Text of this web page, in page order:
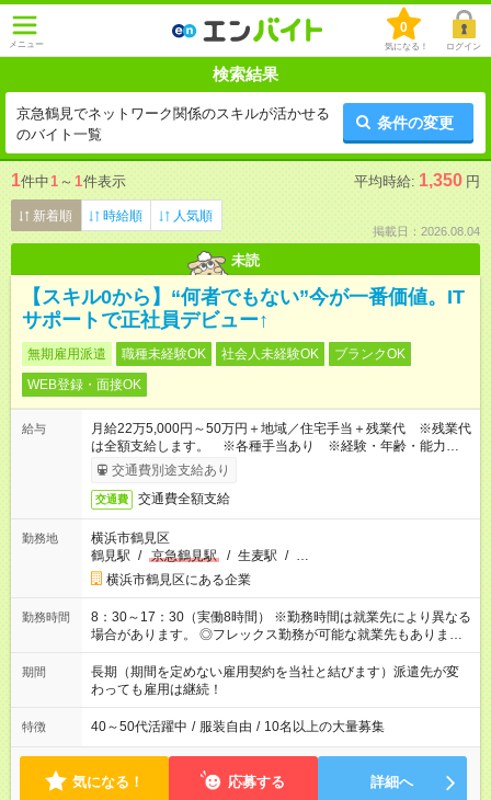
メニュー
0
気になる！ ログイン
検索結果
京急鶴見でネットワーク関係のスキルが活かせる
のバイト一覧
条件の変更
1件中1 ～ 1件表示 平均時給: 1,350 円
新着順 時給順 人気順
掲載日：2026.08.04
未読
【スキル0から】“何者でもない”今が一番価値。IT
サポートで正社員デビュー↑
無期雇用派遣 職種未経験OK 社会人未経験OK
ブランクOK
WEB登録・面接OK
給与
月給22万5,000円～50万円＋地域／住宅手当＋残業代 ※残業代
は全額支給します。 ※各種手当あり ※経験・年齢・能力等を
考慮して加給・優遇します。
交通費別途支給あり
交通費 交通費全額支給
勤務地
横浜市鶴見区
鶴見駅 / 京急鶴見駅 / 生麦駅 / …
横浜市鶴見区にある企業
勤務時間
8：30～17：30（実働8時間） ※勤務時間は就業先により異なる
場合があります。 ◎フレックス勤務が可能な就業先もありま
す。 ◎今よりもさらに働きやすい環境をつくるべく、 働き方
改革に全社をあげて取り組んでいます。
期間
長期（期間を定めない雇用契約を当社と結びます）派遣先が変
わっても雇用は継続！
特徴 40～50代活躍中 / 服装自由 / 10名以上の大量募集
気になる！ 応募する 詳細へ